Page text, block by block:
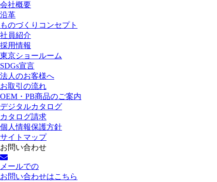
会社概要
沿革
ものづくりコンセプト
社員紹介
採用情報
東京ショールーム
SDGs宣言
法人のお客様へ
お取引の流れ
OEM・PB商品のご案内
デジタルカタログ
カタログ請求
個人情報保護方針
サイトマップ
お問い合わせ
メールでの
お問い合わせはこちら